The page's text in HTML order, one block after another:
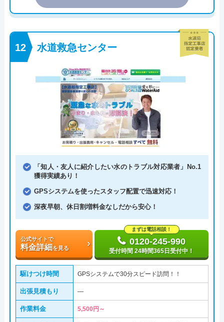
水道救急センター
「知人・友人に紹介したい水のトラブル対応業者」No.1
獲得実績あり！
GPSシステムを使ったスタッフ配置で迅速対応！
深夜早朝、休日割増料金なしだから安心！
公式サイトで
料金詳細を見る
まずは電話相談！
0120-245-990
受付時間 24時間365日受付中！
駆けつけ時間 GPSシステムで30分スピード訪問！！
出張見積もり ―
作業料金 5,500円～